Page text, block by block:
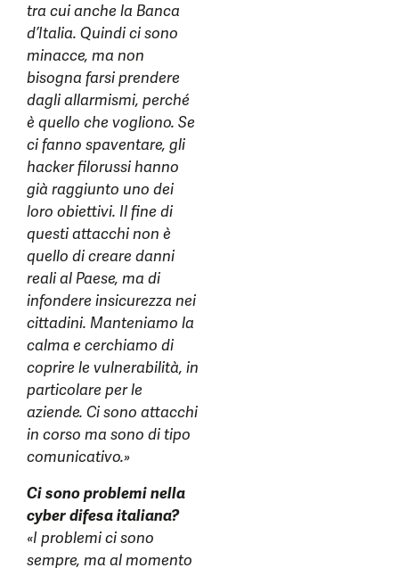
tra cui anche la Banca
d’Italia. Quindi ci sono
minacce, ma non
bisogna farsi prendere
dagli allarmismi, perché
è quello che vogliono. Se
ci fanno spaventare, gli
hacker filorussi hanno
già raggiunto uno dei
loro obiettivi. Il fine di
questi attacchi non è
quello di creare danni
reali al Paese, ma di
infondere insicurezza nei
cittadini. Manteniamo la
calma e cerchiamo di
coprire le vulnerabilità, in
particolare per le
aziende. Ci sono attacchi
in corso ma sono di tipo
comunicativo.»
Ci sono problemi nella
cyber difesa italiana?
«I problemi ci sono
sempre, ma al momento